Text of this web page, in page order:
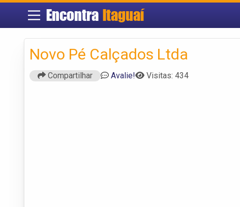
Encontra Itaguaí
Novo Pé Calçados Ltda
Compartilhar Avalie! Visitas: 434